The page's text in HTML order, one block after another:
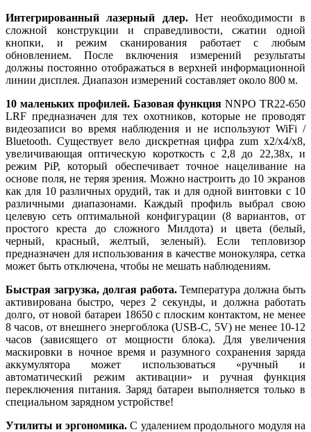
Интегрированный лазерный длер.
Нет необходимости в
сложной конструкции и справедливости, сжатии одной
кнопки, и режим сканирования работает с любым
обновлением. После включения измерений результаты
должны постоянно отображаться в верхней информационной
линии дисплея. Диапазон измерений составляет около 800 м.
10 маленьких профилей. Базовая функция NNPO TR22-650
LRF предназначен для тех охотников, которые не проводят
видеозаписи во время наблюдения и не используют WiFi /
Bluetooth. Существует вело дискретная цифра zum x2/x4/x8,
увеличивающая оптическую короткость с 2,8 до 22,38x, и
режим PiP, который обеспечивает точное нацеливание на
основе поля, не теряя зрения. Можно настроить до 10 экранов
как для 10 различных орудий, так и для одной винтовки с 10
различными диапазонами. Каждый профиль выбрал свою
целевую сеть оптимальной конфигурации (8 вариантов, от
простого креста до сложного Милдота) и цвета (белый,
черный, красный, желтый, зеленый). Если тепловизор
предназначен для использования в качестве монокуляра, сетка
может быть отключена, чтобы не мешать наблюдениям.
Быстрая загрузка, долгая работа. Температура должна быть
активирована быстро, через 2 секунды, и должна работать
долго, от новой батареи 18650 с плоским контактом, не менее
8 часов, от внешнего энергоблока (USB-C, 5V) не менее 10-12
часов (зависящего от мощности блока). Для увеличения
маскировки в ночное время и разумного сохранения заряда
аккумулятора может использоваться «ручный и
автоматический режим активации» и ручная функция
переключения питания. Заряд батареи выполняется только в
специальном зарядном устройстве!
Утилиты и эргономика. С удалением продольного модуля на